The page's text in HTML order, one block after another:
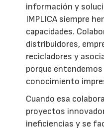
información y
IMPLICA siempre
capacidades.
distribuidores,
recicladores y
porque
conocimiento
Cuando esa
proyectos
ineficiencias y se